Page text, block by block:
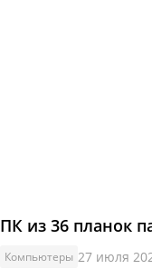
ПК из 36 планок
Компьютеры 27 июля